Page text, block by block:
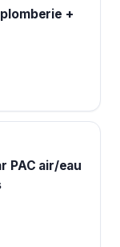
+
PAC air/eau